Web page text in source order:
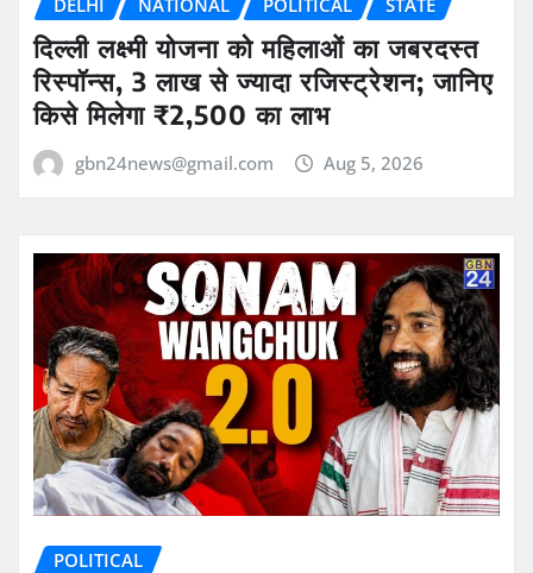
दिल्ली लक्ष्मी योजना को महिलाओं का जबरदस्त
रिस्पॉन्स, 3 लाख से ज्यादा रजिस्ट्रेशन; जानिए
किसे मिलेगा ₹2,500 का लाभ
gbn24news@gmail.com Aug 5, 2026
POLITICAL